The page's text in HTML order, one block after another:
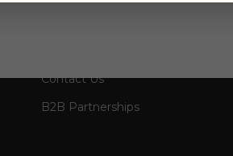
Contact Us
B2B Partnerships